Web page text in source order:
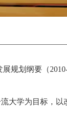
规划纲要（
大学为目标，以